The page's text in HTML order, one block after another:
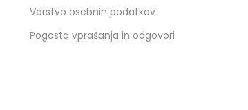
Varstvo osebnih podatkov
Pogosta vprašanja in odgovori